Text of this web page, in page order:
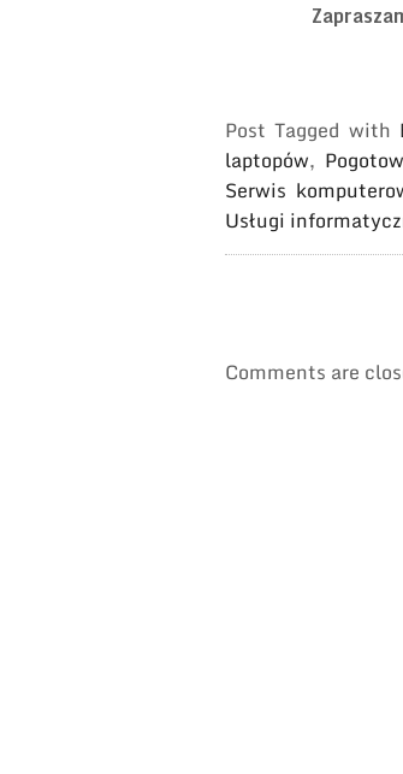
Post Tagged with
laptopów,
Serwis
Usługi
Comments are